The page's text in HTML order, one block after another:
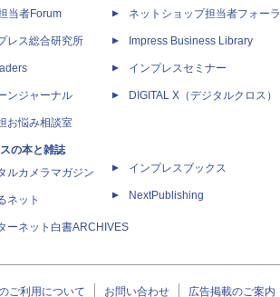
当者Forum
レス総合研究所
ンジャーナル
お悩み相談室
の本と雑誌
ルカメラマガジン
ネット
ーネット白書ARCHIVES
ネットショップ担当者フォー
Impress Business Library
インプレスセミナー
DIGITAL X（デジタルクロス）
インプレスブックス
NextPublishing
ご利用について お問い合わせ 広告掲載のご案内